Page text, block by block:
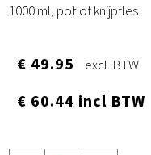
1000 ml, pot of knijpfles
€ 49.95 excl. BTW
€ 60.44 incl BTW